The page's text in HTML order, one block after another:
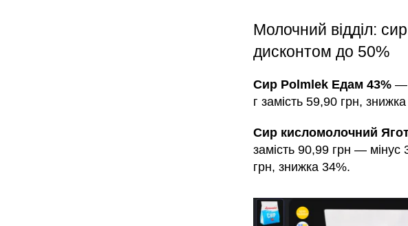
Молочний відділ:
дисконтом до 50%
Сир Polmlek Едам 43% —
г замість 59,90 грн,
Сир кисломолочний
замість 90,99 грн —
грн, знижка 34%.